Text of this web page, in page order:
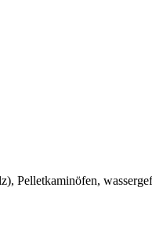
Pelletkaminöfen,